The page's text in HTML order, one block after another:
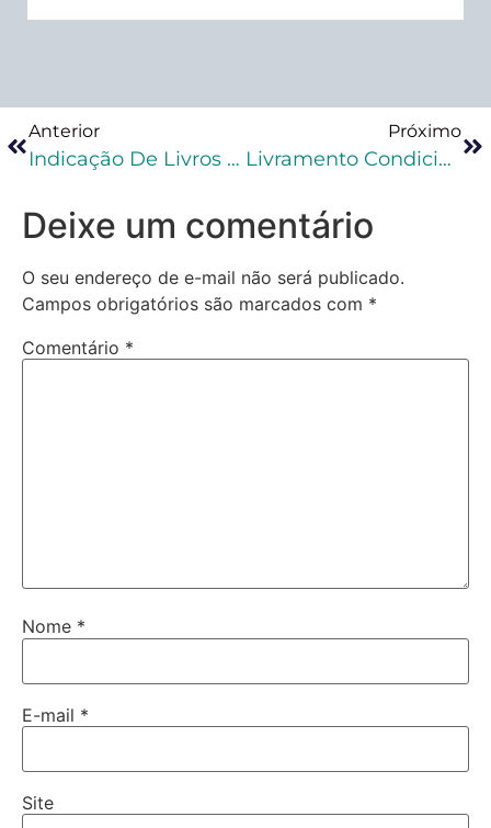
Anterior
Indicação De Livros Para Advogados Criminalistas
Próximo
Livramento Condicional Pode Ser Negado Por Histórico Prisional Conturbado?
Deixe um comentário
O seu endereço de e-mail não será publicado.
Campos obrigatórios são marcados com *
Comentário *
Nome *
E-mail *
Site